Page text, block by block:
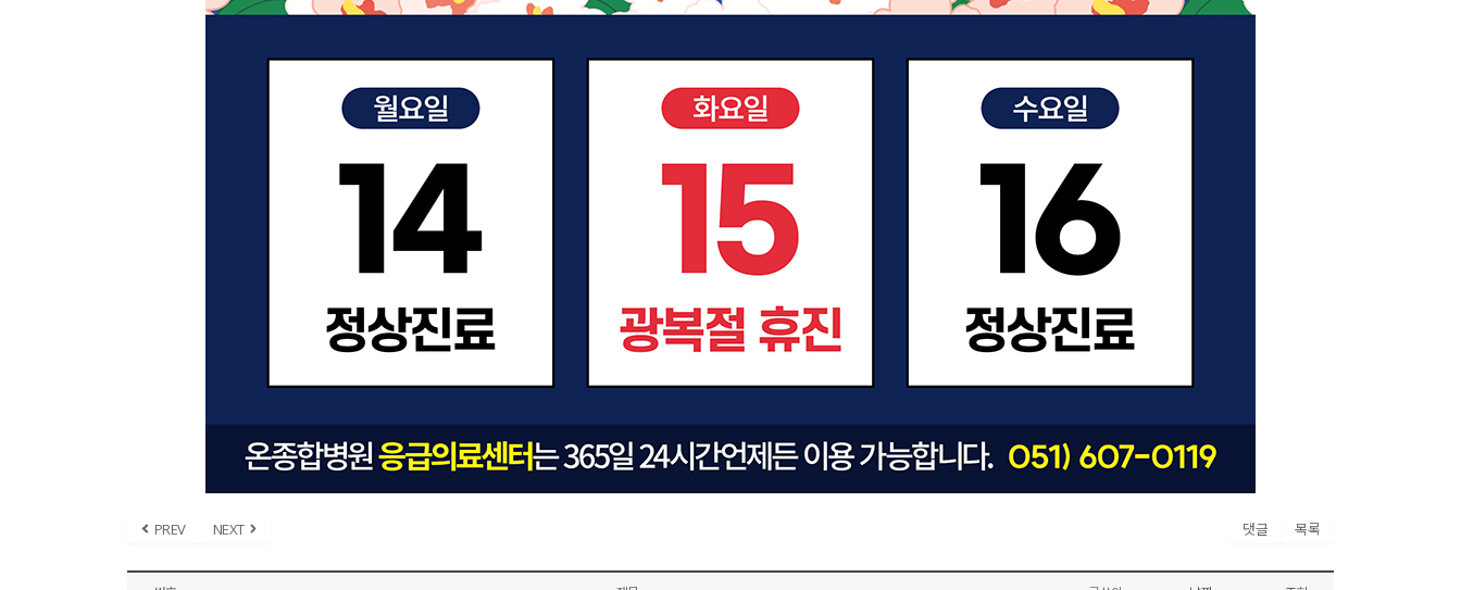
PREV NEXT 댓글 목록